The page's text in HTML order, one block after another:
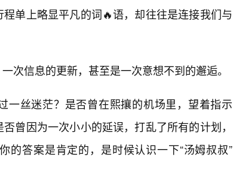
单上略显平凡的词🔥语，却往往是连接我们与
次信息的更新，甚至是一次意想不到的邂逅。
一丝迷茫？是否曾在熙攘的机场里，望着指示
曾因为一次小小的延误，打乱了所有的计划，
的答案是肯定的，是时候认识一下“汤姆叔叔”